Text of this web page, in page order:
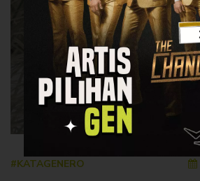
#KATAGENERO